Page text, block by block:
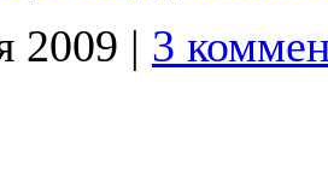
2009 | 3